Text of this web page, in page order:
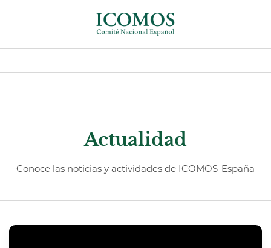
Actualidad
Conoce las noticias y actividades de ICOMOS-España